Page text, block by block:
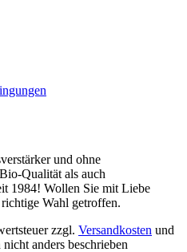
und ohne
Qualität als auch
1984! Wollen Sie mit Liebe
Wahl getroffen.
zzgl. Versandkosten und
anders beschrieben